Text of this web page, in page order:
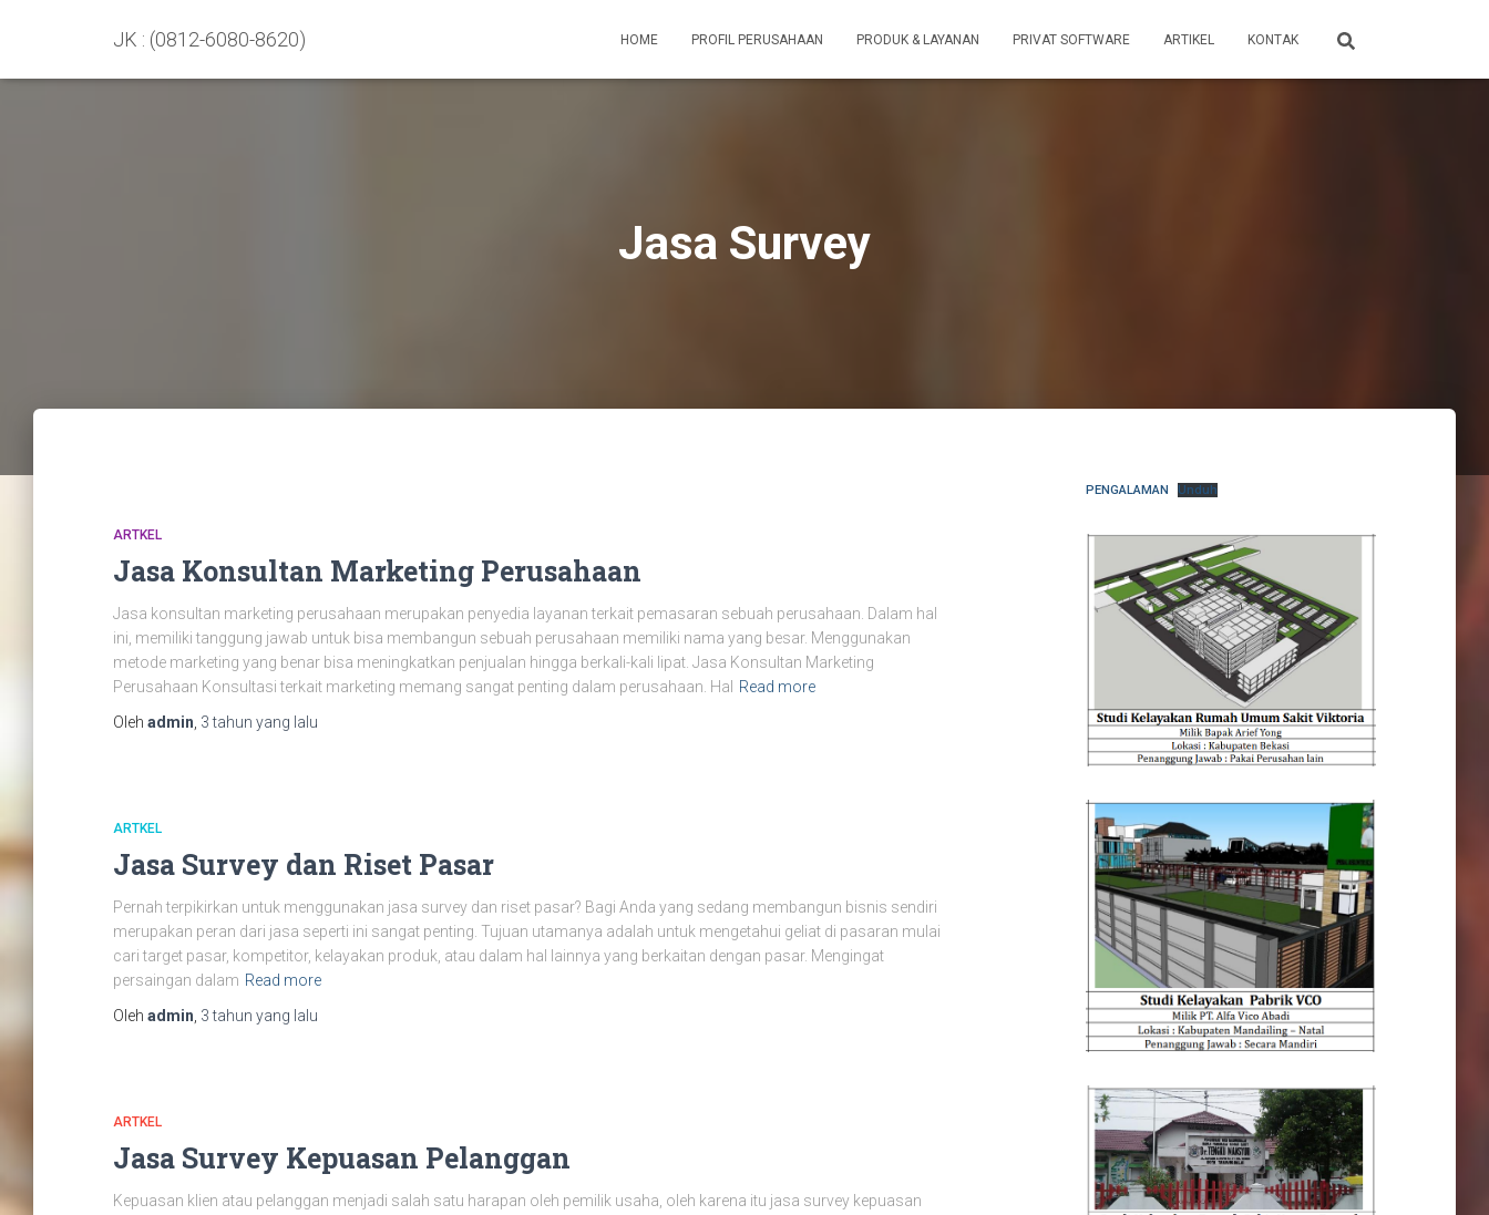
JK : (0812-6080-8620) HOME PROFIL PERUSAHAAN PRODUK & LAYANAN PRIVAT SOFTWARE ARTIKEL KONTAK
Jasa Survey
ARTKEL
Jasa Konsultan Marketing Perusahaan
Jasa konsultan marketing perusahaan merupakan penyedia layanan terkait pemasaran sebuah perusahaan. Dalam hal
ini, memiliki tanggung jawab untuk bisa membangun sebuah perusahaan memiliki nama yang besar. Menggunakan
metode marketing yang benar bisa meningkatkan penjualan hingga berkali-kali lipat. Jasa Konsultan Marketing
Perusahaan Konsultasi terkait marketing memang sangat penting dalam perusahaan. Hal
Read more
Oleh admin 3 tahun yang lalu
ARTKEL
Jasa Survey dan Riset Pasar
Pernah terpikirkan untuk menggunakan jasa survey dan riset pasar? Bagi Anda yang sedang membangun bisnis sendiri
merupakan peran dari jasa seperti ini sangat penting. Tujuan utamanya adalah untuk mengetahui geliat di pasaran mulai
cari target pasar, kompetitor, kelayakan produk, atau dalam hal lainnya yang berkaitan dengan pasar. Mengingat
persaingan dalam Read more
Oleh admin 3 tahun yang lalu
ARTKEL
Jasa Survey Kepuasan Pelanggan
Kepuasan klien atau pelanggan menjadi salah satu harapan oleh pemilik usaha, oleh karena itu jasa survey kepuasan
PENGALAMAN Unduh